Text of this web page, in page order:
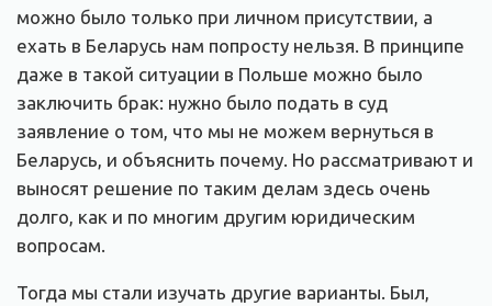
можно было только при личном присутствии, а
ехать в Беларусь нам попросту нельзя. В принципе
даже в такой ситуации в Польше можно было
заключить брак: нужно было подать в суд
заявление о том, что мы не можем вернуться в
Беларусь, и объяснить почему. Но рассматривают и
выносят решение по таким делам здесь очень
долго, как и по многим другим юридическим
вопросам.
Тогда мы стали изучать другие варианты. Был,